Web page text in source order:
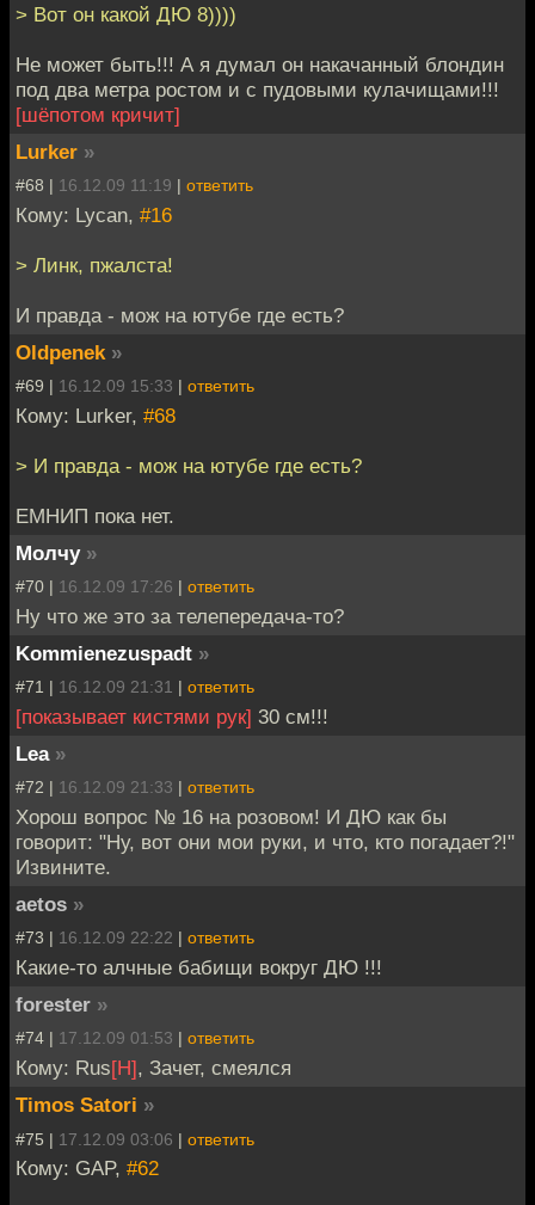
> Вот он какой ДЮ 8))))
Не может быть!!! А я думал он накачанный блондин
под два метра ростом и с пудовыми кулачищами!!!
[шёпотом кричит]
Lurker »
#68 | 16.12.09 11:19 | ответить
Кому: Lycan, #16
> Линк, пжалста!
И правда - мож на ютубе где есть?
Oldpenek »
#69 | 16.12.09 15:33 | ответить
Кому: Lurker, #68
> И правда - мож на ютубе где есть?
ЕМНИП пока нет.
Молчу »
#70 | 16.12.09 17:26 | ответить
Ну что же это за телепередача-то?
Kommienezuspadt »
#71 | 16.12.09 21:31 | ответить
[показывает кистями рук] 30 см!!!
Lea »
#72 | 16.12.09 21:33 | ответить
Хорош вопрос № 16 на розовом! И ДЮ как бы
говорит: "Ну, вот они мои руки, и что, кто погадает?!"
Извините.
aetos »
#73 | 16.12.09 22:22 | ответить
Какие-то алчные бабищи вокруг ДЮ !!!
forester »
#74 | 17.12.09 01:53 | ответить
Кому: Rus[H], Зачет, смеялся
Timos Satori »
#75 | 17.12.09 03:06 | ответить
Кому: GAP, #62